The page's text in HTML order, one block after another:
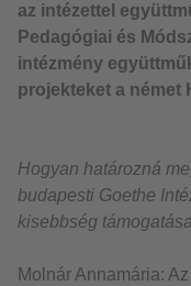
az intézettel
Pedagógiai és
intézmény
projekteket a német
Hogyan határozná
budapesti Goethe
kisebbség
Molnár Annamária: